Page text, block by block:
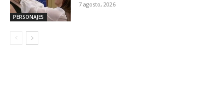
PERSONAJES
7 agosto, 2026